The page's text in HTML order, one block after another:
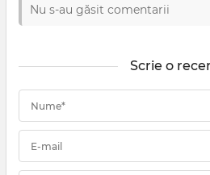
Nu s-au găsit comentarii
Scrie o
Nume*
E-mail